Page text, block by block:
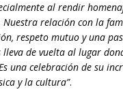
al rendir
relación con la
respeto mutuo y una
de vuelta al lugar
una celebración de su
y la cultura”.